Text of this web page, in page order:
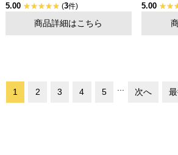
5.00 (3件)
商品詳細はこちら
5.00
1 2 3 4 5 次へ